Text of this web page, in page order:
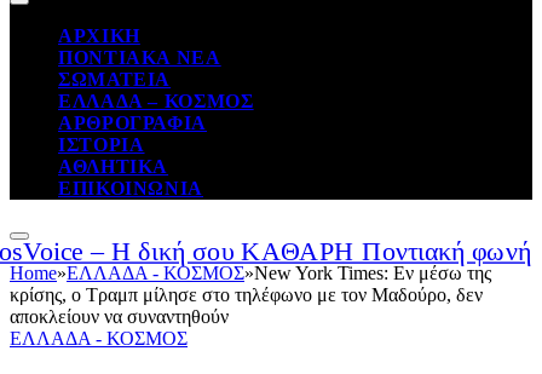
ΑΡΧΙΚΗ
ΠΟΝΤΙΑΚΑ ΝΕΑ
ΣΩΜΑΤΕΙΑ
ΕΛΛΑΔΑ – ΚΟΣΜΟΣ
ΑΡΘΡΟΓΡΑΦΙΑ
ΙΣΤΟΡΙΑ
ΑΘΛΗΤΙΚΑ
ΕΠΙΚΟΙΝΩΝΙΑ
Home»ΕΛΛΑΔΑ - ΚΟΣΜΟΣ»New York Times: Εν μέσω της
κρίσης, ο Τραμπ μίλησε στο τηλέφωνο με τον Μαδούρο, δεν
αποκλείουν να συναντηθούν
ΕΛΛΑΔΑ - ΚΟΣΜΟΣ